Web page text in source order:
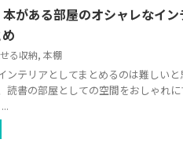
本がある部屋のオシャレなイ
る収納, 本棚
ンテリアとしてまとめるのは難しい
読書の部屋としての空間をおしゃれ